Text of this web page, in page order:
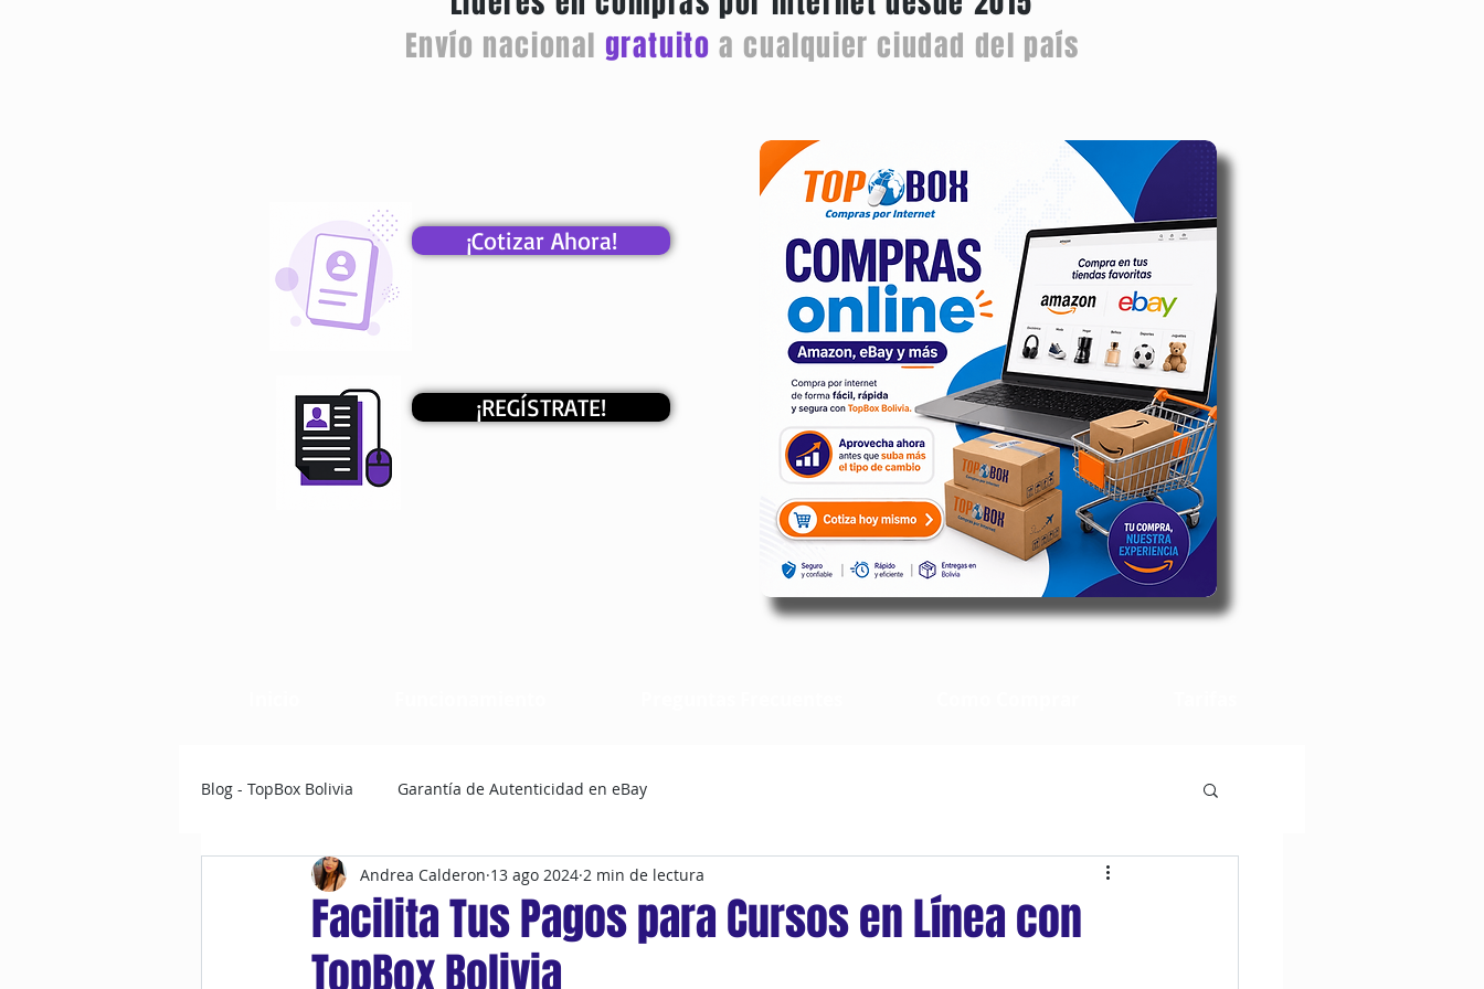
Envío nacional gratuito a cualquier ciudad del país
¡Cotizar Ahora!
¡REGÍSTRATE!
Blog - TopBox Bolivia Garantía de Autenticidad en eBay
Facilita Tus Pagos para Cursos en Línea con
TopBox Bolivia
Andrea Calderon 13 ago 2024 2 min de lectura